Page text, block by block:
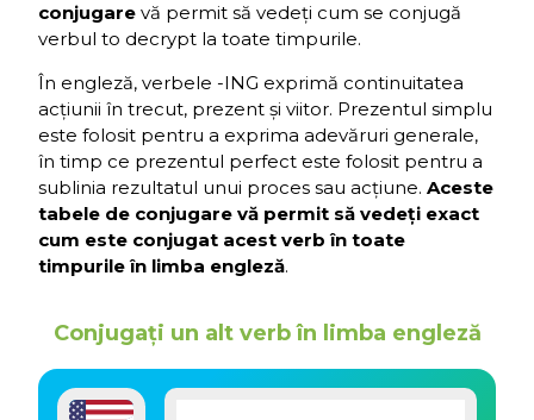
conjugare vă permit să vedeți cum se conjugă
verbul to decrypt la toate timpurile.
În engleză, verbele -ING exprimă continuitatea
acțiunii în trecut, prezent și viitor. Prezentul simplu
este folosit pentru a exprima adevăruri generale,
în timp ce prezentul perfect este folosit pentru a
sublinia rezultatul unui proces sau acțiune. Aceste
tabele de conjugare vă permit să vedeți exact
cum este conjugat acest verb în toate
timpurile în limba engleză.
Conjugați un alt verb în limba engleză